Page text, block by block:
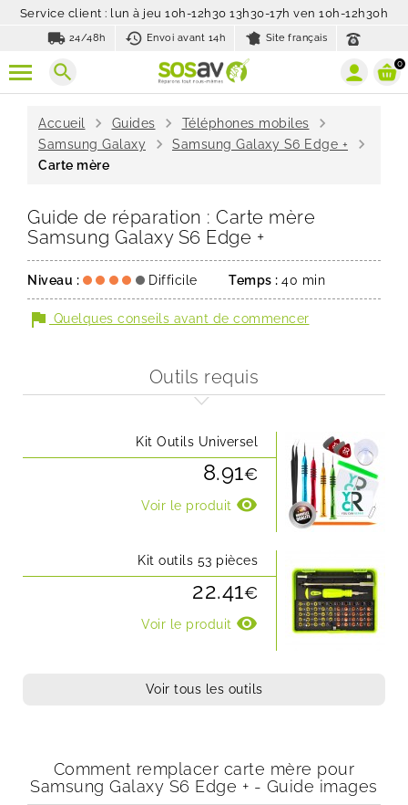
Service client : lun à jeu 10h-12h30 13h30-17h ven 10h-12h30h
local_shipping 24/48h history_toggle_off
Envoi avant 14h Site français
search 0
Accueil chevron_right Guides chevron_right Téléphones mobiles chevron_right
Samsung Galaxy chevron_right Samsung Galaxy S6 Edge + chevron_right
Carte mère
Guide de réparation : Carte mère
Samsung Galaxy S6 Edge +
Niveau : Difficile Temps : 40 min
flag Quelques conseils avant de commencer
Outils requis
Kit Outils Universel
8.91€
Voir le produit visibility
Kit outils 53 pièces
22.41€
Voir le produit visibility
Voir tous les outils
Comment remplacer carte mère pour
Samsung Galaxy S6 Edge + - Guide images